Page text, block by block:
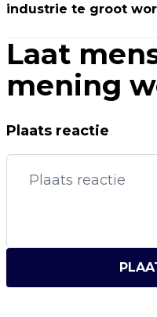
industrie te groot
Laat
mening
Plaats reactie